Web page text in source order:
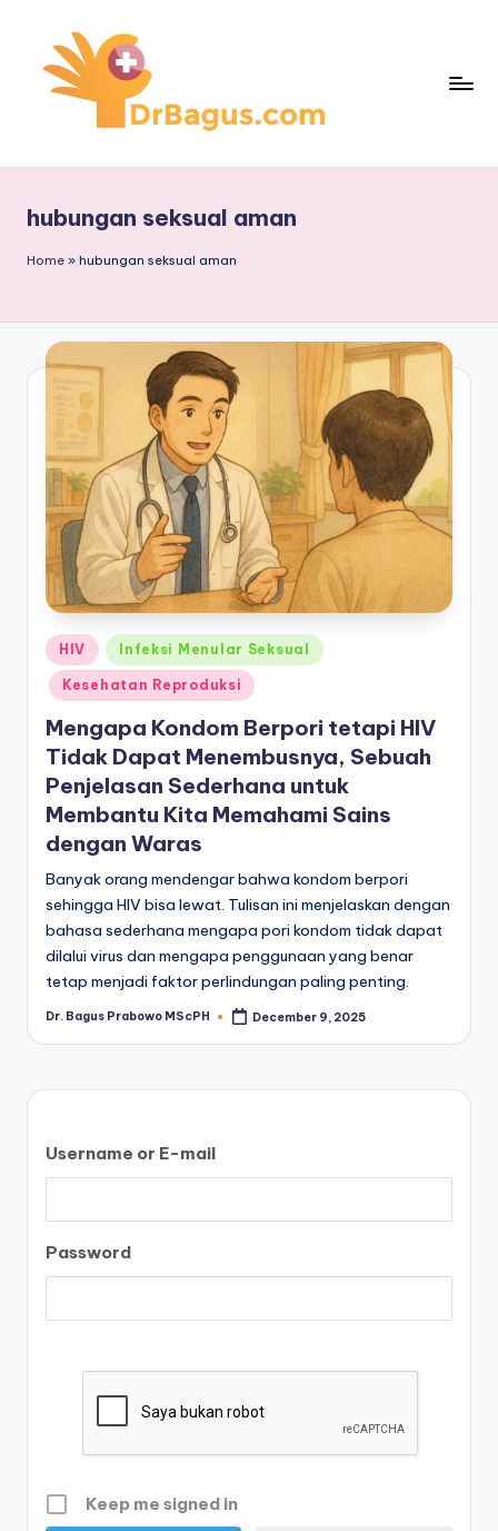
content
hubungan seksual aman
Home » hubungan seksual aman
Posted
in
HIV Infeksi Menular Seksual
Kesehatan Reproduksi
Mengapa Kondom Berpori tetapi HIV
Tidak Dapat Menembusnya, Sebuah
Penjelasan Sederhana untuk
Membantu Kita Memahami Sains
dengan Waras
Banyak orang mendengar bahwa kondom berpori
sehingga HIV bisa lewat. Tulisan ini menjelaskan dengan
bahasa sederhana mengapa pori kondom tidak dapat
dilalui virus dan mengapa penggunaan yang benar
tetap menjadi faktor perlindungan paling penting.
Posted
Dr. Bagus Prabowo MScPH December 9, 2025
Username or E-mail
Password
Keep me signed in